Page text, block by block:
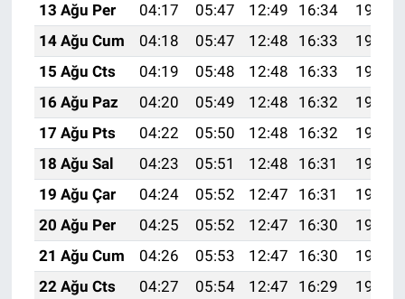
13 Ağu Per
04:17 05:47 12:49 16:34
19:41
14 Ağu Cum
04:18 05:47 12:48 16:33
19:40
15 Ağu Cts
04:19 05:48 12:48 16:33
19:38
16 Ağu Paz
04:20 05:49 12:48 16:32
19:37
17 Ağu Pts
04:22 05:50 12:48 16:32
19:36
18 Ağu Sal
04:23 05:51 12:48 16:31
19:35
19 Ağu Çar
04:24 05:52 12:47 16:31
19:33
20 Ağu Per
04:25 05:52 12:47 16:30
19:32
21 Ağu Cum
04:26 05:53 12:47 16:30
19:31
22 Ağu Cts
04:27 05:54 12:47 16:29
19:29